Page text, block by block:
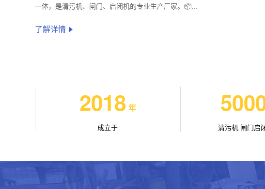
一体，是清污机、闸门、启闭机的专业生产厂家。📦...
了解详情
2018 年
成立于 清污机 闸门启